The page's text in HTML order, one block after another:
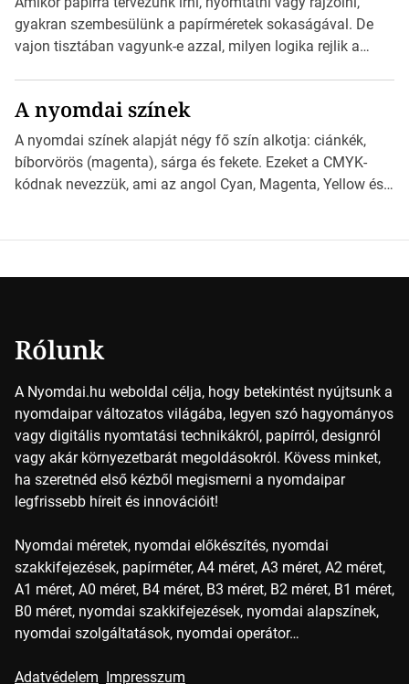
nyomdai előkészítést!Nehogy az elkészült munka után
derüljön ki, hogy valamit másképp kellett volna csinálni! […]
gyakran szembesülünk a papírméretek sokaságával. De
vajon tisztában vagyunk-e azzal, milyen logika rejlik a
*Hirdetés Ebben a cikkben a papírméretek izgalmas
világába kalauzolunk el téged, hogy jobban megértsd,
milyen szempontok alapján érdemes választanod a
jövőben. Bevezetés a papírméretek világába A […]
A nyomdai színek
A nyomdai színek alapját négy fő szín alkotja: ciánkék,
bíborvörös (magenta), sárga és fekete. Ezeket a CMYK-
kódnak nevezzük, ami az angol Cyan, Magenta, Yellow és
Rólunk
A Nyomdai.hu weboldal célja, hogy betekintést nyújtsunk a
nyomdaipar változatos világába, legyen szó hagyományos
vagy digitális nyomtatási technikákról, papírról, designról
vagy akár környezetbarát megoldásokról. Kövess minket,
ha szeretnéd első kézből megismerni a nyomdaipar
legfrissebb híreit és innovációit!
Nyomdai méretek, nyomdai előkészítés, nyomdai
szakkifejezések, papírméter, A4 méret, A3 méret, A2 méret,
A1 méret, A0 méret, B4 méret, B3 méret, B2 méret, B1 méret,
B0 méret, nyomdai szakkifejezések, nyomdai alapszínek,
nyomdai szolgáltatások, nyomdai operátor…
Adatvédelem Impresszum